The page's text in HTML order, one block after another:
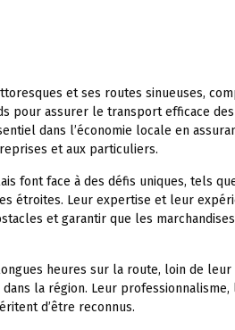
et ses routes sinueuses,
pour assurer le transport efficace
dans l’économie locale en
et aux particuliers.
font face à des défis uniques, tels
étroites. Leur expertise et leur
et garantir que les
heures sur la route, loin de
la région. Leur
d’être reconnus.